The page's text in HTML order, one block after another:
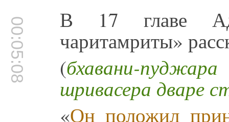
00:05:08 В 17 главе
чаритамриты»
(бхавани-
шривасера дваре
«Он положил